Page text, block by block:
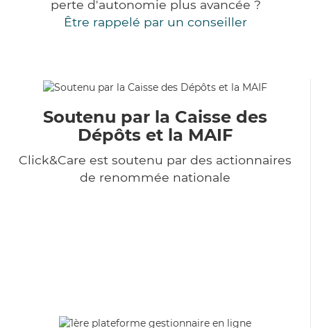
perte d'autonomie plus avancée ?
Être rappelé par un conseiller
Soutenu par la Caisse des
Dépôts et la MAIF
Click&Care est soutenu par des actionnaires
de renommée nationale